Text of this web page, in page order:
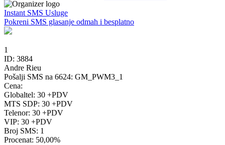
Instant SMS Usluge
Pokreni SMS glasanje odmah i besplatno
1
ID: 3884
Andre Rieu
Pošalji SMS na 6624: GM_PWM3_1
Cena:
Globaltel: 30 +PDV
MTS SDP: 30 +PDV
Telenor: 30 +PDV
VIP: 30 +PDV
Broj SMS: 1
Procenat: 50,00%